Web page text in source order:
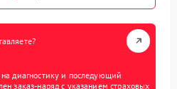
диагностику и последующий
заказ-наряд с указанием страховых